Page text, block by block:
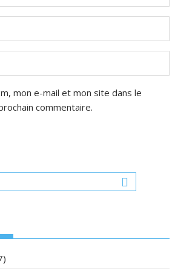
mon e-mail et mon site dans le
commentaire.